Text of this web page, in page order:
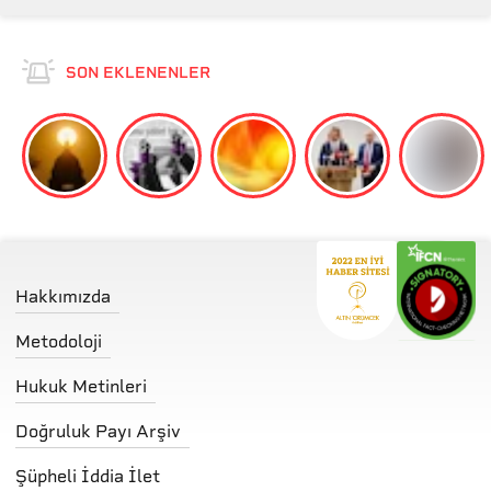
SON EKLENENLER
Hakkımızda
Metodoloji
Hukuk Metinleri
Doğruluk Payı Arşiv
Şüpheli İddia İlet